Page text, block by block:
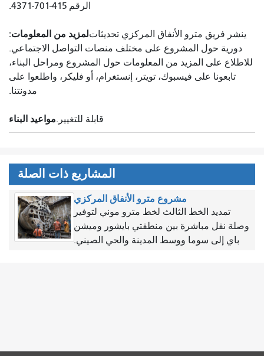
الرقم 415-701-4371.
لمزيد من المعلومات:ينشر فريق مترو الأنفاق المركزي تحديثات
دورية حول المشروع على مختلف منصات التواصل الاجتماعي.
للاطلاع على المزيد من المعلومات حول المشروع ومراحل البناء،
تابعونا على فيسبوك، تويتر، إنستغرام، أو فليكر، واطلعوا على
مدونتنا.
مواعيد البناءقابلة للتغيير.
المشاريع ذات الصلة
مشروع مترو الأنفاق المركزي
تمديد الخط الثالث لخط مترو موني لتوفير
وصلة نقل مباشرة بين منطقتي بايشور وميشن
باي إلى سوما ووسط المدينة والحي الصيني.